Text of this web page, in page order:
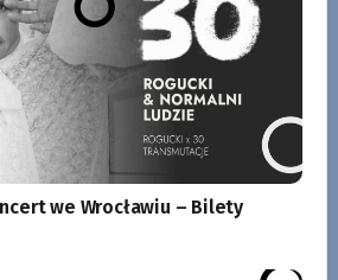
we Wrocławiu – Bilety